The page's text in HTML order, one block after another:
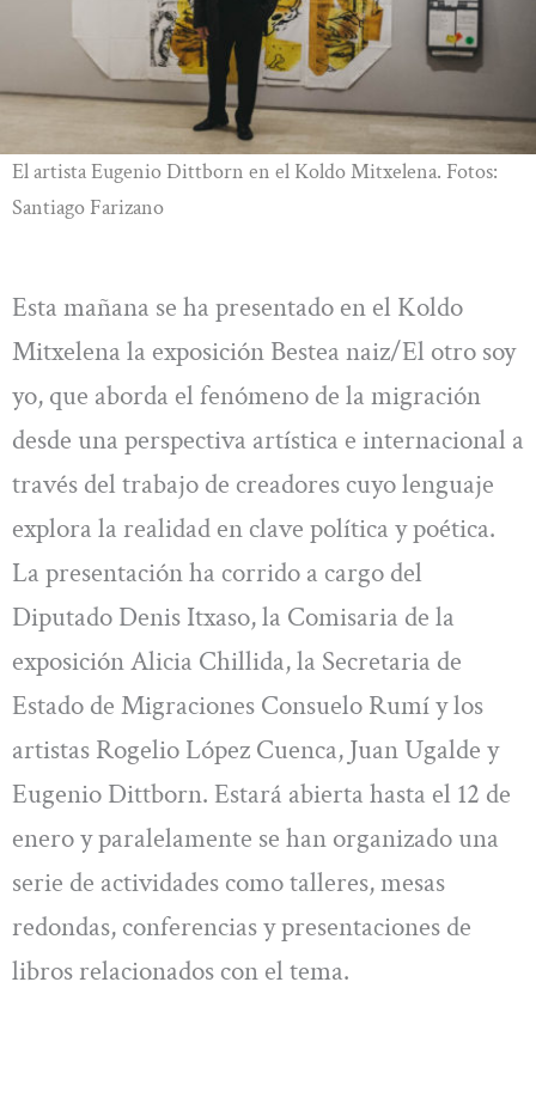
El artista Eugenio Dittborn en el Koldo Mitxelena. Fotos:
Santiago Farizano
Esta mañana se ha presentado en el Koldo
Mitxelena la exposición Bestea naiz/El otro soy
yo, que aborda el fenómeno de la migración
desde una perspectiva artística e internacional a
través del trabajo de creadores cuyo lenguaje
explora la realidad en clave política y poética.
La presentación ha corrido a cargo del
Diputado Denis Itxaso, la Comisaria de la
exposición Alicia Chillida, la Secretaria de
Estado de Migraciones Consuelo Rumí y los
artistas Rogelio López Cuenca, Juan Ugalde y
Eugenio Dittborn. Estará abierta hasta el 12 de
enero y paralelamente se han organizado una
serie de actividades como talleres, mesas
redondas, conferencias y presentaciones de
libros relacionados con el tema.